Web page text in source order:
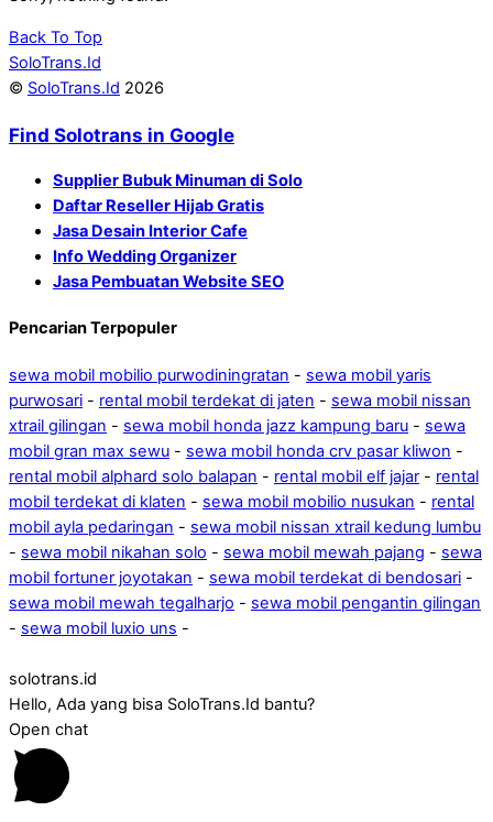
Back To Top
SoloTrans.Id
© SoloTrans.Id 2026
Find Solotrans in Google
Supplier Bubuk Minuman di Solo
Daftar Reseller Hijab Gratis
Jasa Desain Interior Cafe
Info Wedding Organizer
Jasa Pembuatan Website SEO
Pencarian Terpopuler
sewa mobil mobilio purwodiningratan - sewa mobil yaris
purwosari - rental mobil terdekat di jaten - sewa mobil nissan
xtrail gilingan - sewa mobil honda jazz kampung baru - sewa
mobil gran max sewu - sewa mobil honda crv pasar kliwon -
rental mobil alphard solo balapan - rental mobil elf jajar - rental
mobil terdekat di klaten - sewa mobil mobilio nusukan - rental
mobil ayla pedaringan - sewa mobil nissan xtrail kedung lumbu
- sewa mobil nikahan solo - sewa mobil mewah pajang - sewa
mobil fortuner joyotakan - sewa mobil terdekat di bendosari -
sewa mobil mewah tegalharjo - sewa mobil pengantin gilingan
- sewa mobil luxio uns -
solotrans.id
Hello, Ada yang bisa SoloTrans.Id bantu?
Open chat